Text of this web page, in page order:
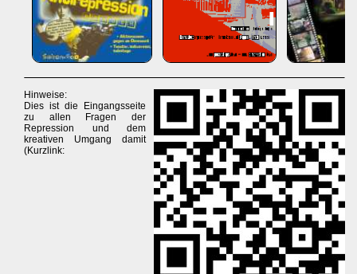
Hinweise:
Dies ist die Eingangsseite
zu allen Fragen der
Repression und dem
kreativen Umgang damit
(Kurzlink: